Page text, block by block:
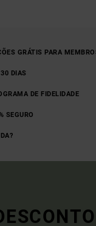
GRÁTIS PARA
DIAS
DE FIDELIDADE
SEGURO